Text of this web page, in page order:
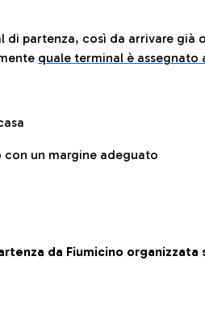
partenza, così da arrivare già
quale terminal è assegnato
con un margine adeguato
da Fiumicino organizzata